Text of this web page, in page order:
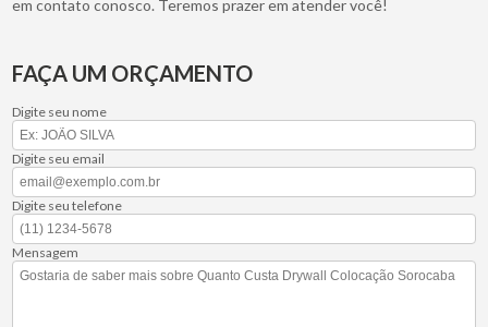
em contato conosco. Teremos prazer em atender você!
FAÇA UM ORÇAMENTO
Digite seu nome
Digite seu email
Digite seu telefone
Mensagem